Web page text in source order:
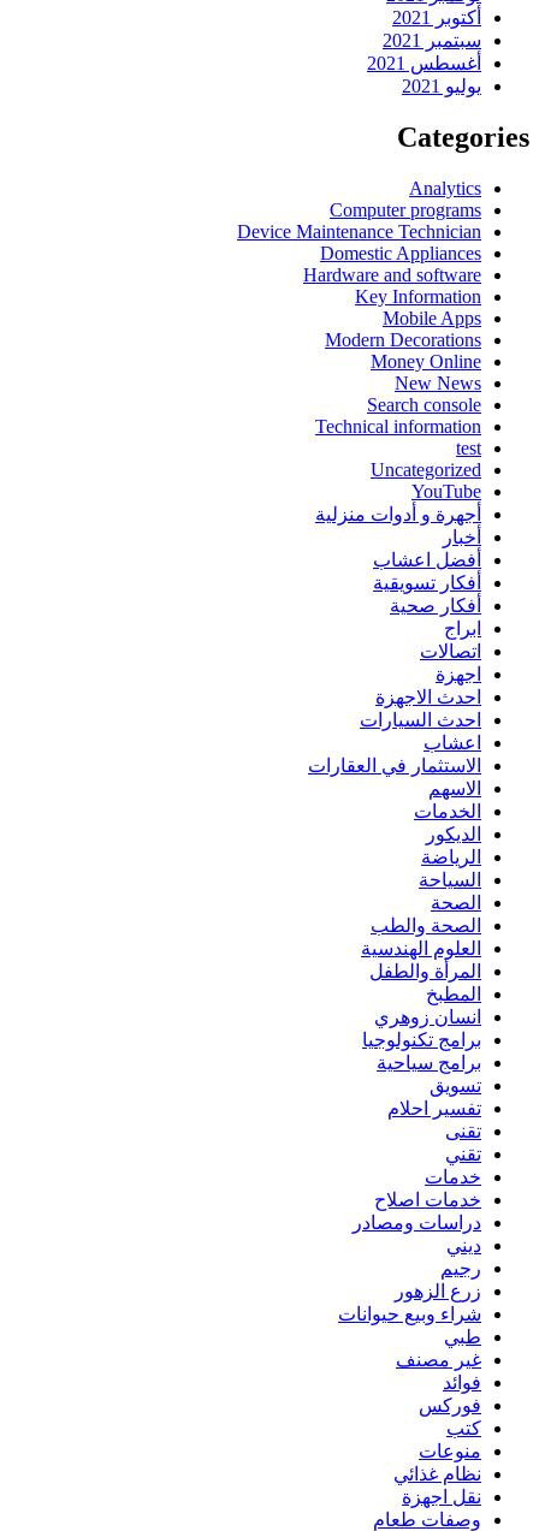
أكتوبر 2021
سبتمبر 2021
أغسطس 2021
يوليو 2021
Categories
Analytics
Computer programs
Device Maintenance Technician
Domestic Appliances
Hardware and software
Key Information
Mobile Apps
Modern Decorations
Money Online
New News
Search console
Technical information
test
Uncategorized
YouTube
أجهرة و أدوات منزلية
أخبار
أفضل اعشاب
أفكار تسويقية
أفكار صحية
ابراج
اتصالات
اجهزة
احدث الاجهزة
احدث السيارات
اعشاب
الاستثمار في العقارات
الاسهم
الخدمات
الديكور
الرياضة
السياحة
الصحة
الصحة والطب
العلوم الهندسية
المرأة والطفل
المطبخ
انسان زوهري
برامج تكنولوجيا
برامج سياحية
تسويق
تفسير احلام
تقنى
تقني
خدمات
خدمات اصلاح
دراسات ومصادر
ديني
رجيم
زرع الزهور
شراء وبيع حيوانات
طبي
غير مصنف
فوائد
فوركس
كتب
منوعات
نظام غذائي
نقل اجهزة
وصفات طعام